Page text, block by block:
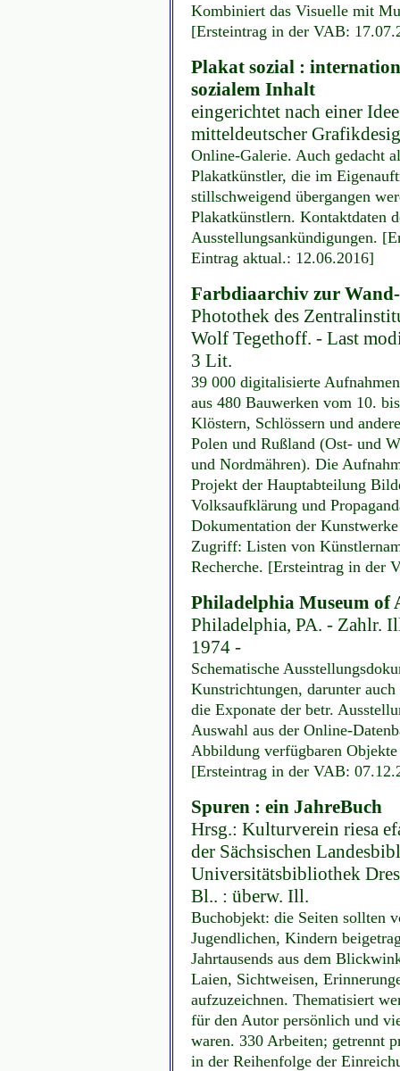
Kombiniert das Visuelle mit
[Ersteintrag in der VAB:
Plakat sozial :
sozialem Inhalt
eingerichtet nach einer
mitteldeutscher
Online-Galerie. Auch gedacht
Plakatkünstler, die im
stillschweigend übergangen
Plakatkünstlern. Kontaktdaten
Ausstellungsankündigungen.
Eintrag aktual.: 12.06.2016]
Farbdiaarchiv zur
Photothek des
Wolf Tegethoff. - Last
3 Lit.
39 000 digitalisierte
aus 480 Bauwerken vom 10.
Klöstern, Schlössern und
Polen und Rußland (Ost- und
und Nordmähren). Die
Projekt der Hauptabteilung
Volksaufklärung und
Dokumentation der
Zugriff: Listen von
Recherche. [Ersteintrag in der
Philadelphia Museum of
Philadelphia, PA. - Zahlr.
1974 -
Schematische
Kunstrichtungen, darunter
die Exponate der betr.
Auswahl aus der Online-
Abbildung verfügbaren Objekte
[Ersteintrag in der VAB:
Spuren : ein JahreBuch
Hrsg.: Kulturverein riesa
der Sächsischen
Universitätsbibliothek
Bl.. : überw. Ill.
Buchobjekt: die Seiten sollten
Jugendlichen, Kindern
Jahrtausends aus dem
Laien, Sichtweisen,
aufzuzeichnen. Thematisiert
für den Autor persönlich und
waren. 330 Arbeiten; getrennt
in der Reihenfolge der